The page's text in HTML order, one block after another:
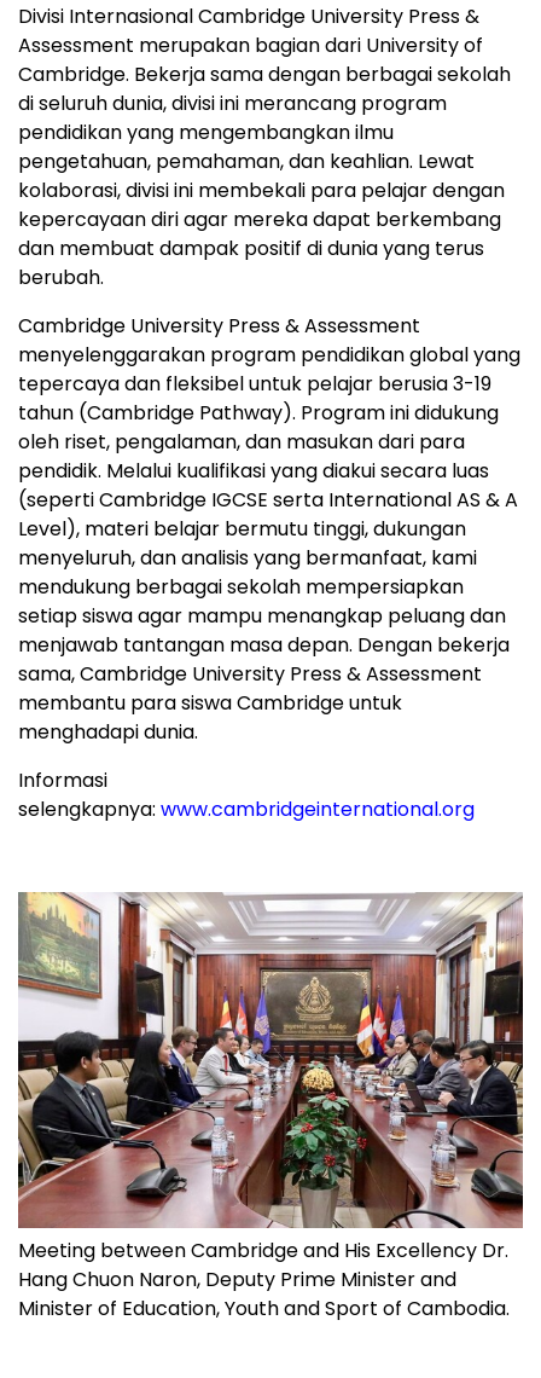
Divisi InternasionalCambridge University Press &
Assessment merupakan bagian dari University of
Cambridge. Bekerja sama dengan berbagai sekolah
di seluruh dunia, divisi ini merancang program
pendidikan yang mengembangkan ilmu
pengetahuan, pemahaman, dan keahlian. Lewat
kolaborasi, divisi ini membekali para pelajar dengan
kepercayaan diri agar mereka dapat berkembang
dan membuat dampak positif di dunia yang terus
berubah.
Cambridge University Press & Assessment
menyelenggarakan program pendidikan global yang
tepercaya dan fleksibel untuk pelajar berusia 3-19
tahun (Cambridge Pathway). Program ini didukung
oleh riset, pengalaman, dan masukan dari para
pendidik. Melalui kualifikasi yang diakui secara luas
(seperti Cambridge IGCSE serta International AS & A
Level), materi belajar bermutu tinggi, dukungan
menyeluruh, dan analisis yang bermanfaat, kami
mendukung berbagai sekolah mempersiapkan
setiap siswa agar mampu menangkap peluang dan
menjawab tantangan masa depan. Dengan bekerja
sama,Cambridge University Press & Assessment
membantu para siswaCambridgeuntuk
menghadapi dunia.
Informasi
selengkapnya: www.cambridgeinternational.org
Meeting between Cambridge and His Excellency Dr.
Hang Chuon Naron, Deputy Prime Minister and
Minister of Education, Youth and Sport of Cambodia.